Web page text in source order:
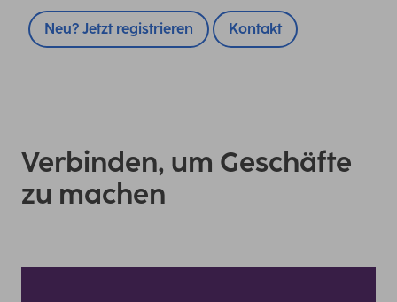
Neu? Jetzt registrieren Kontakt
Verbinden, um Geschäfte
zu machen